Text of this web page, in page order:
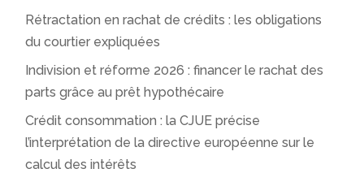
Rétractation en rachat de crédits : les obligations
du courtier expliquées
Indivision et réforme 2026 : financer le rachat des
parts grâce au prêt hypothécaire
Crédit consommation : la CJUE précise
l’interprétation de la directive européenne sur le
calcul des intérêts